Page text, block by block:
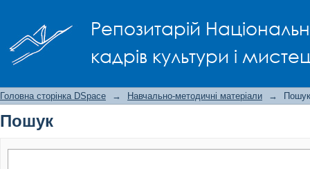
Репозитарій
кадрів культури і
Головна сторінка DSpace → Навчально-методичні матеріали → Пошук
Пошук